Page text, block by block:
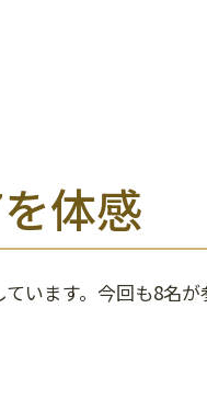
体感
います。今回も8名が